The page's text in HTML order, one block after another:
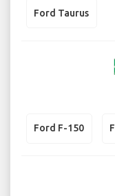
Ford Taurus
Ford F-150